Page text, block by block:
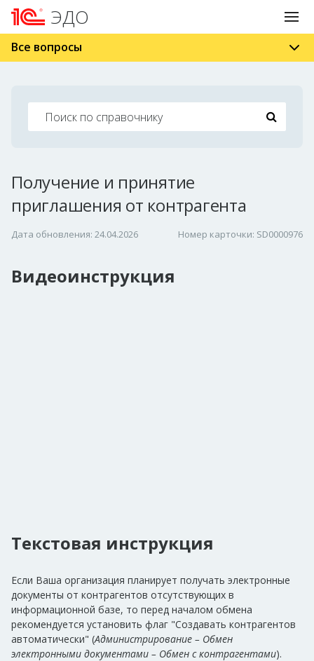
ЭДО
Все вопросы
Получение и принятие
приглашения от контрагента
Дата обновления: 24.04.2026 Номер карточки: SD0000976
Видеоинструкция
Текстовая инструкция
Если Ваша организация планирует получать электронные
документы от контрагентов отсутствующих в
информационной базе, то перед началом обмена
рекомендуется установить флаг "Создавать контрагентов
автоматически" (Администрирование – Обмен
электронными документами – Обмен с контрагентами).